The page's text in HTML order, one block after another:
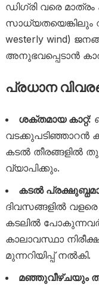
ഡിഗ്രി വരെ
സാധ്യതയെങ്കിലും
westerly wind)
അനുഭവപ്പെടാൻ
പ്രധാന
ശക്തമായ കാറ്റ്:
വടക്കുപടിഞ്ഞാറൻ
കടൽ തീരങ്ങളിൽ
വ്യാപിക്കും.
കടൽ
ദിവസങ്ങളിൽ
കടലിൽ പോകുന്നവർ
കാലാവസ്ഥാ
മുന്നറിയിപ്പ് നൽകി.
മഞ്ഞുവീഴ്ചയും